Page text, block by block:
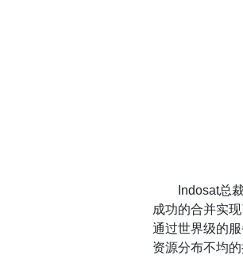
Indosat总
成功的合并实
通过世界级的
资源分布不均